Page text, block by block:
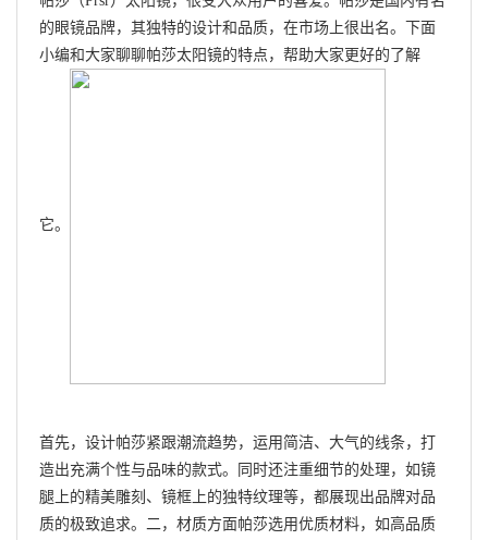
的眼镜品牌，其独特的设计和品质，在市场上很出名。下面
小编和大家聊聊帕莎太阳镜的特点，帮助大家更好的了解
它。
首先，设计帕莎紧跟潮流趋势，运用简洁、大气的线条，打
造出充满个性与品味的款式。同时还注重细节的处理，如镜
腿上的精美雕刻、镜框上的独特纹理等，都展现出品牌对品
质的极致追求。二，材质方面帕莎选用优质材料，如高品质